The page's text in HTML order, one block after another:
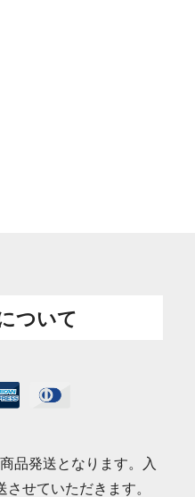
ついて
品発送となります。入
せていただきます。